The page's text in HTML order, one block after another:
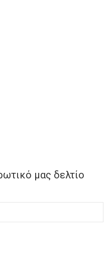
μας δελτίο